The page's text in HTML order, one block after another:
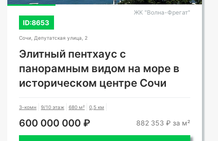
ID:8653
ЖК "Волна-Фрегат"
Сочи, Депутатская улица, 2
Элитный пентхаус с
панорамным видом на море в
историческом центре Сочи
3-комн 9/10 этаж 680 м² 0,5 км
600 000 000 ₽ 882 353 ₽ за м²